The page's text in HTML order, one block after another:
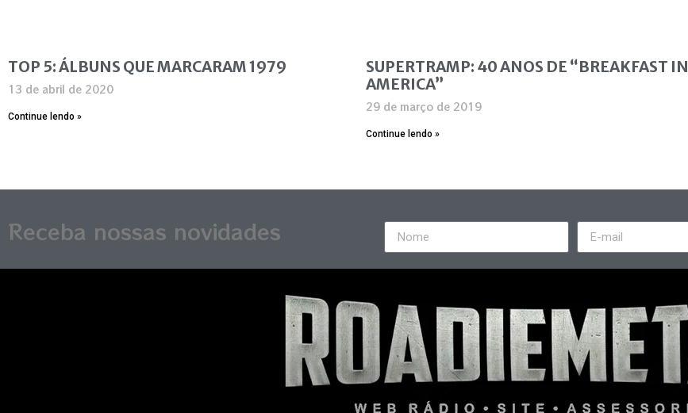
TOP 5: ÁLBUNS QUE MARCARAM 1979
13 de abril de 2020
Continue lendo »
SUPERTRAMP: 40 ANOS DE “BREAKFAST IN
AMERICA”
29 de março de 2019
Continue lendo »
Receba nossas novidades